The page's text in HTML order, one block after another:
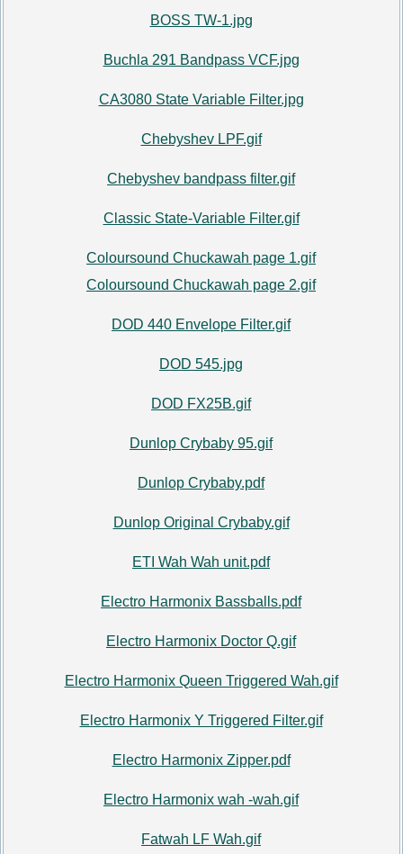
BOSS TW-1.jpg
Buchla 291 Bandpass VCF.jpg
CA3080 State Variable Filter.jpg
Chebyshev LPF.gif
Chebyshev bandpass filter.gif
Classic State-Variable Filter.gif
Coloursound Chuckawah page 1.gif
Coloursound Chuckawah page 2.gif
DOD 440 Envelope Filter.gif
DOD 545.jpg
DOD FX25B.gif
Dunlop Crybaby 95.gif
Dunlop Crybaby.pdf
Dunlop Original Crybaby.gif
ETI Wah Wah unit.pdf
Electro Harmonix Bassballs.pdf
Electro Harmonix Doctor Q.gif
Electro Harmonix Queen Triggered Wah.gif
Electro Harmonix Y Triggered Filter.gif
Electro Harmonix Zipper.pdf
Electro Harmonix wah -wah.gif
Fatwah LF Wah.gif